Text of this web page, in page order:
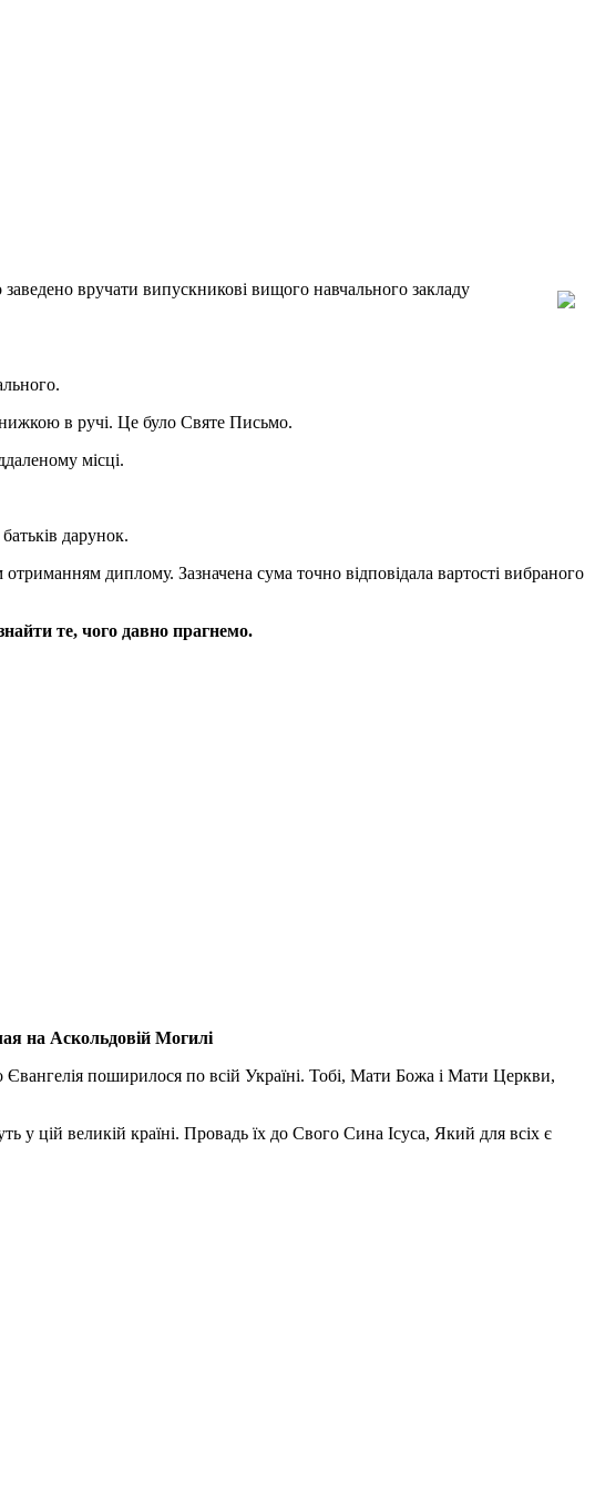
вручати випускникові вищого навчального закладу
в ручі. Це було Святе Письмо.
місці.
дарунок.
диплому. Зазначена сума точно відповідала вартості вибраного
те, чого давно прагнемо.
на Аскольдовій Могилі
Євангелія поширилося по всій Україні. Тобі, Мати Божа і Мати Церкви,
у цій великій країні. Провадь їх до Свого Сина Ісуса, Який для всіх є